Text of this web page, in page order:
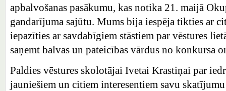
apbalvošanas pasākumu, kas notika 21. maijā
gandarījuma sajūtu. Mums bija iespēja tikties ar
iepazīties ar savdabīgiem stāstiem par vēstures
saņemt balvas un pateicības vārdus no konkursa
Paldies vēstures skolotājai Ivetai Krastiņai par
jauniešiem un citiem interesentiem savu